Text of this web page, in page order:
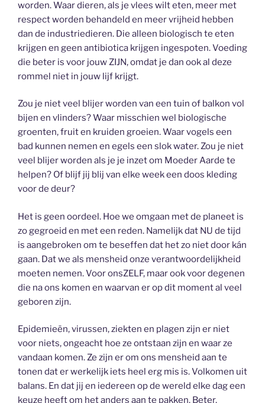
worden. Waar dieren, als je vlees wilt eten, meer met
respect worden behandeld en meer vrijheid hebben
dan de industriedieren. Die alleen biologisch te eten
krijgen en geen antibiotica krijgen ingespoten. Voeding
die beter is voor jouw ZIJN, omdat je dan ook al deze
rommel niet in jouw lijf krijgt.
Zou je niet veel blijer worden van een tuin of balkon vol
bijen en vlinders? Waar misschien wel biologische
groenten, fruit en kruiden groeien. Waar vogels een
bad kunnen nemen en egels een slok water. Zou je niet
veel blijer worden als je je inzet om Moeder Aarde te
helpen? Of blijf jij blij van elke week een doos kleding
voor de deur?
Het is geen oordeel. Hoe we omgaan met de planeet is
zo gegroeid en met een reden. Namelijk dat NU de tijd
is aangebroken om te beseffen dat het zo niet door kán
gaan. Dat we als mensheid onze verantwoordelijkheid
moeten nemen. Voor onsZELF, maar ook voor degenen
die na ons komen en waarvan er op dit moment al veel
geboren zijn.
Epidemieën, virussen, ziekten en plagen zijn er niet
voor niets, ongeacht hoe ze ontstaan zijn en waar ze
vandaan komen. Ze zijn er om ons mensheid aan te
tonen dat er werkelijk iets heel erg mis is. Volkomen uit
balans. En dat jij en iedereen op de wereld elke dag een
keuze heeft om het anders aan te pakken. Beter,